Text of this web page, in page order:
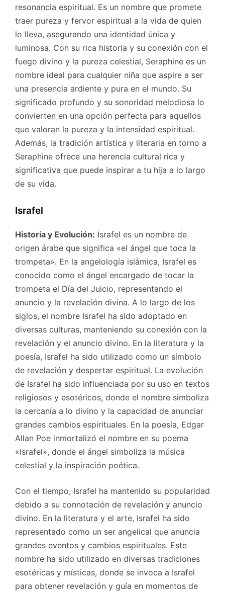
resonancia espiritual. Es un nombre que promete
traer pureza y fervor espiritual a la vida de quien
lo lleva, asegurando una identidad única y
luminosa. Con su rica historia y su conexión con el
fuego divino y la pureza celestial, Seraphine es un
nombre ideal para cualquier niña que aspire a ser
una presencia ardiente y pura en el mundo. Su
significado profundo y su sonoridad melodiosa lo
convierten en una opción perfecta para aquellos
que valoran la pureza y la intensidad espiritual.
Además, la tradición artística y literaria en torno a
Seraphine ofrece una herencia cultural rica y
significativa que puede inspirar a tu hija a lo largo
de su vida.
Israfel
Historia y Evolución: Israfel es un nombre de
origen árabe que significa «el ángel que toca la
trompeta». En la angelología islámica, Israfel es
conocido como el ángel encargado de tocar la
trompeta el Día del Juicio, representando el
anuncio y la revelación divina. A lo largo de los
siglos, el nombre Israfel ha sido adoptado en
diversas culturas, manteniendo su conexión con la
revelación y el anuncio divino. En la literatura y la
poesía, Israfel ha sido utilizado como un símbolo
de revelación y despertar espiritual. La evolución
de Israfel ha sido influenciada por su uso en textos
religiosos y esotéricos, donde el nombre simboliza
la cercanía a lo divino y la capacidad de anunciar
grandes cambios espirituales. En la poesía, Edgar
Allan Poe inmortalizó el nombre en su poema
«Israfel», donde el ángel simboliza la música
celestial y la inspiración poética.
Con el tiempo, Israfel ha mantenido su popularidad
debido a su connotación de revelación y anuncio
divino. En la literatura y el arte, Israfel ha sido
representado como un ser angelical que anuncia
grandes eventos y cambios espirituales. Este
nombre ha sido utilizado en diversas tradiciones
esotéricas y místicas, donde se invoca a Israfel
para obtener revelación y guía en momentos de